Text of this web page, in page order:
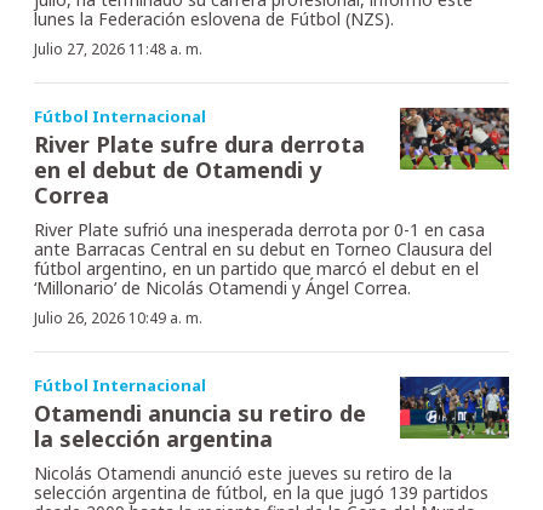
lunes la Federación eslovena de Fútbol (NZS).
Julio 27, 2026 11:48 a. m.
Fútbol Internacional
River Plate sufre dura derrota
en el debut de Otamendi y
Correa
River Plate sufrió una inesperada derrota por 0-1 en casa
ante Barracas Central en su debut en Torneo Clausura del
fútbol argentino, en un partido que marcó el debut en el
‘Millonario’ de Nicolás Otamendi y Ángel Correa.
Julio 26, 2026 10:49 a. m.
Fútbol Internacional
Otamendi anuncia su retiro de
la selección argentina
Nicolás Otamendi anunció este jueves su retiro de la
selección argentina de fútbol, en la que jugó 139 partidos